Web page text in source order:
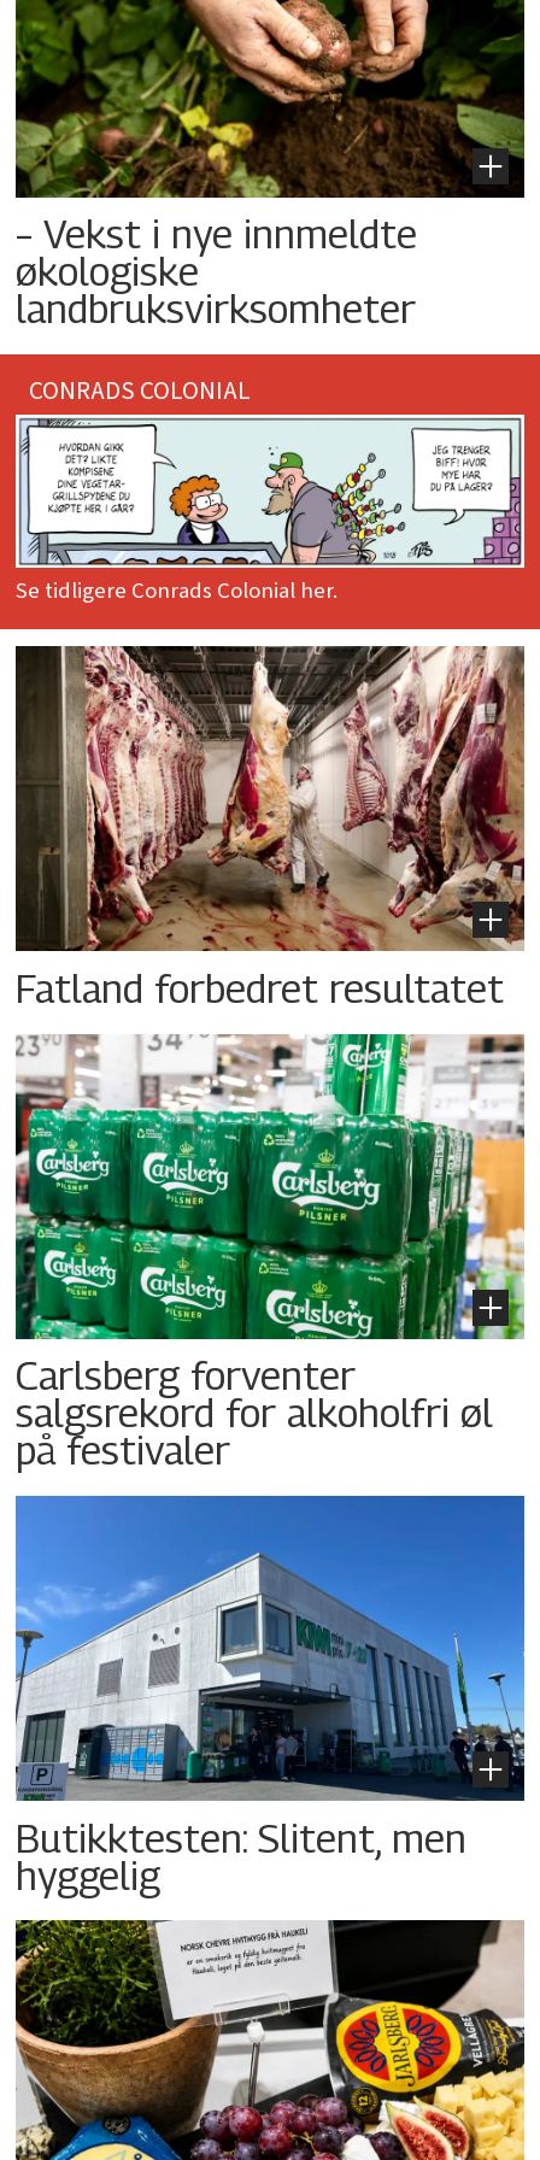
– Vekst i nye innmeldte
økologiske
landbruksvirksomheter
CONRADS COLONIAL
Se tidligere Conrads Colonial her.
Fatland forbedret resultatet
Carlsberg forventer
salgsrekord for alkoholfri øl
på festivaler
Butikktesten: Slitent, men
hyggelig